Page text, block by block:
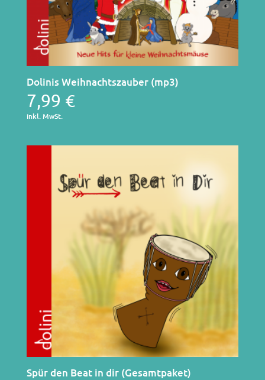
Dolinis Weihnachtszauber (mp3)
7,99 €
inkl. MwSt.
Spür den Beat in dir (Gesamtpaket)